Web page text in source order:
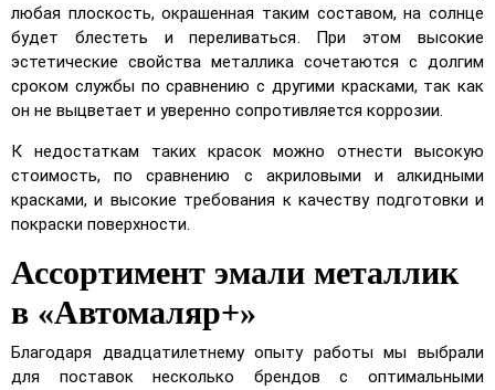
любая плоскость, окрашенная таким составом, на солнце
будет блестеть и переливаться. При этом высокие
эстетические свойства металлика сочетаются с долгим
сроком службы по сравнению с другими красками, так как
он не выцветает и уверенно сопротивляется коррозии.
К недостаткам таких красок можно отнести высокую
стоимость, по сравнению с акриловыми и алкидными
красками, и высокие требования к качеству подготовки и
покраски поверхности.
Ассортимент эмали металлик
в «Автомаляр+»
Благодаря двадцатилетнему опыту работы мы выбрали
для поставок несколько брендов с оптимальными